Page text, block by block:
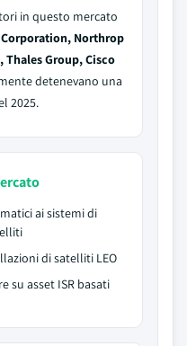
in questo mercato
Northrop
Thales Group, Cisco
detenevano una
2025.
ai sistemi di
di satelliti LEO
su asset ISR basati